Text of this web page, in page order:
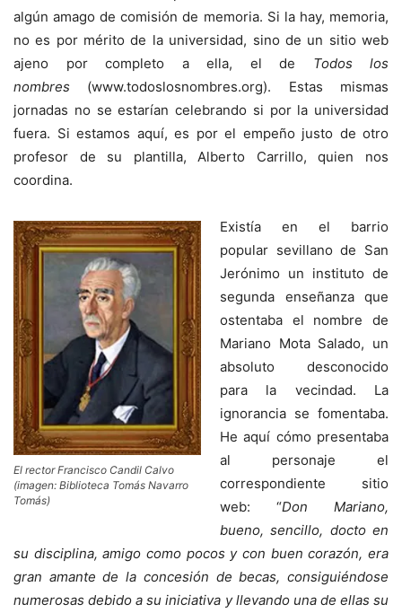
algún amago de comisión de memoria. Si la hay, memoria,
no es por mérito de la universidad, sino de un sitio web
ajeno por completo a ella, el de Todos los
nombres (www.todoslosnombres.org). Estas mismas
jornadas no se estarían celebrando si por la universidad
fuera. Si estamos aquí, es por el empeño justo de otro
profesor de su plantilla, Alberto Carrillo, quien nos
coordina.
El rector Francisco Candil Calvo
(imagen: Biblioteca Tomás Navarro
Tomás)
Existía en el barrio
popular sevillano de San
Jerónimo un instituto de
segunda enseñanza que
ostentaba el nombre de
Mariano Mota Salado, un
absoluto desconocido
para la vecindad. La
ignorancia se fomentaba.
He aquí cómo presentaba
al personaje el
correspondiente sitio
web: “Don Mariano,
bueno, sencillo, docto en
su disciplina, amigo como pocos y con buen corazón, era
gran amante de la concesión de becas, consiguiéndose
numerosas debido a su iniciativa y llevando una de ellas su